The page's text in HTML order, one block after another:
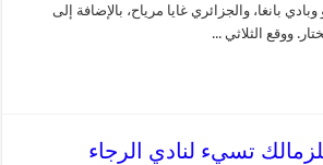
بانغا، والجزائري غايا مرياح، بالإضافة إلى
ووقع الثلاثي ...
تسيء لنادي الرجاء